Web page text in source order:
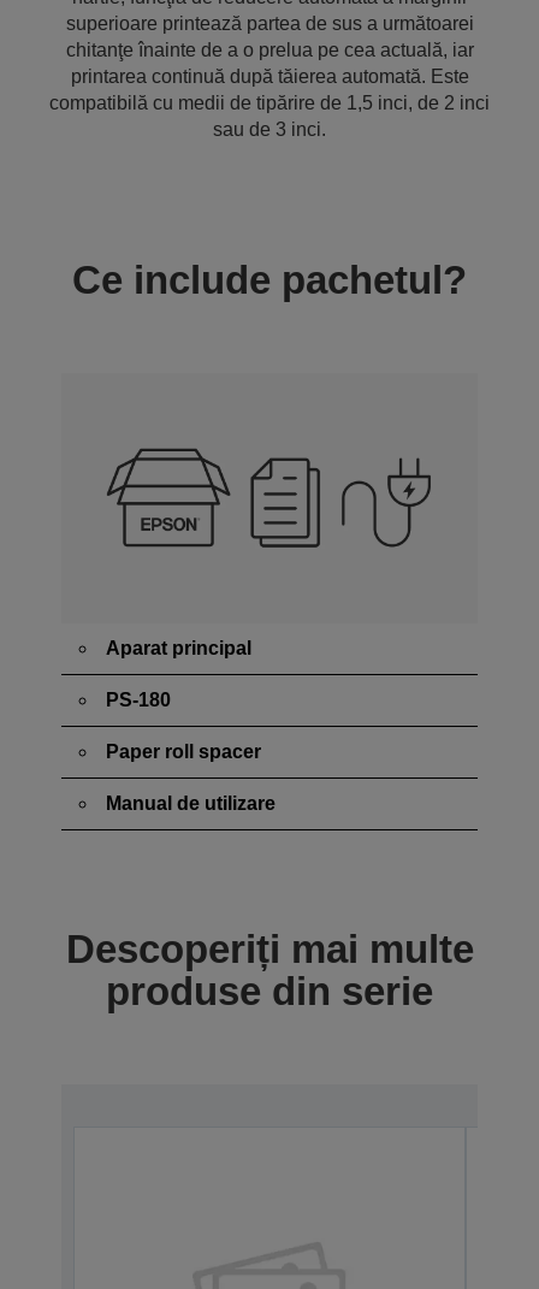
superioare printează partea de sus a următoarei
chitanţe înainte de a o prelua pe cea actuală, iar
printarea continuă după tăierea automată. Este
compatibilă cu medii de tipărire de 1,5 inci, de 2 inci
sau de 3 inci.
Ce include pachetul?
Aparat principal
PS-180
Paper roll spacer
Manual de utilizare
Descoperiți mai multe
produse din serie